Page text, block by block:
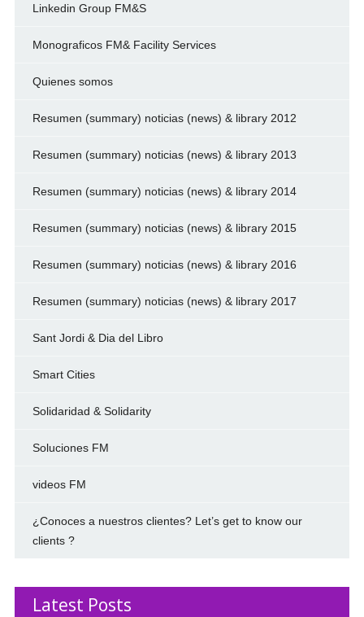
Linkedin Group FM&S
Monograficos FM& Facility Services
Quienes somos
Resumen (summary) noticias (news) & library 2012
Resumen (summary) noticias (news) & library 2013
Resumen (summary) noticias (news) & library 2014
Resumen (summary) noticias (news) & library 2015
Resumen (summary) noticias (news) & library 2016
Resumen (summary) noticias (news) & library 2017
Sant Jordi & Dia del Libro
Smart Cities
Solidaridad & Solidarity
Soluciones FM
videos FM
¿Conoces a nuestros clientes? Let’s get to know our
clients ?
Latest Posts